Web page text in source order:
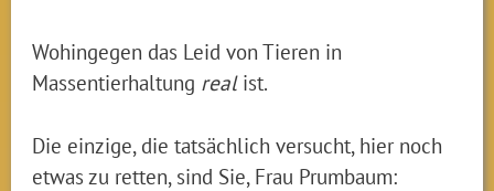
Wohingegen das Leid von Tieren in
Massentierhaltung real ist.
Die einzige, die tatsächlich versucht, hier noch
etwas zu retten, sind Sie, Frau Prumbaum: